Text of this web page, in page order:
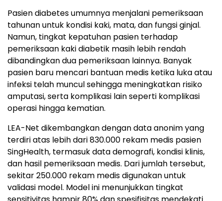
Pasien diabetes umumnya menjalani pemeriksaan
tahunan untuk kondisi kaki, mata, dan fungsi ginjal.
Namun, tingkat kepatuhan pasien terhadap
pemeriksaan kaki diabetik masih lebih rendah
dibandingkan dua pemeriksaan lainnya. Banyak
pasien baru mencari bantuan medis ketika luka atau
infeksi telah muncul sehingga meningkatkan risiko
amputasi, serta komplikasi lain seperti komplikasi
operasi hingga kematian.
LEA-Net dikembangkan dengan data anonim yang
terdiri atas lebih dari 830.000 rekam medis pasien
SingHealth, termasuk data demografi, kondisi klinis,
dan hasil pemeriksaan medis. Dari jumlah tersebut,
sekitar 250.000 rekam medis digunakan untuk
validasi model. Model ini menunjukkan tingkat